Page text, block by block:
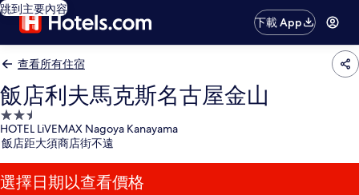
跳到主要內容
下載 App
查看所有住宿
飯店利夫馬克斯名古屋金山
2.5
星
級
住
宿
HOTEL LiVEMAX Nagoya Kanayama
飯店距大須商店街不遠
選擇日期以查看價格